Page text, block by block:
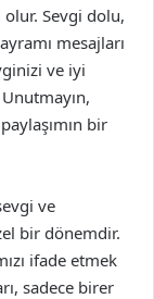
olur. Sevgi dolu,
mesajları
ve iyi
bir
ve
bir dönemdir.
ifade etmek
sadece birer